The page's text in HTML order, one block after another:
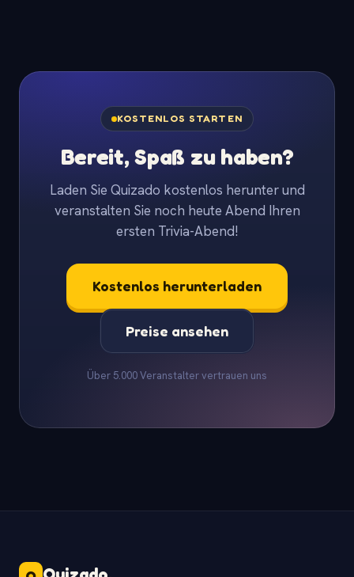
KOSTENLOS STARTEN
Bereit, Spaß zu haben?
Laden Sie Quizado kostenlos herunter und
veranstalten Sie noch heute Abend Ihren
ersten Trivia-Abend!
Kostenlos herunterladen
Preise ansehen
Über 5.000 Veranstalter vertrauen uns